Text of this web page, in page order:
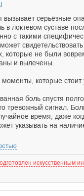
вызывает серьёзные
в локтевом суставе
с такими
которые не были
и вылечены.
которые стоит
боль спустя
тревожный сигнал.
время, даже
указывать на
искусственным